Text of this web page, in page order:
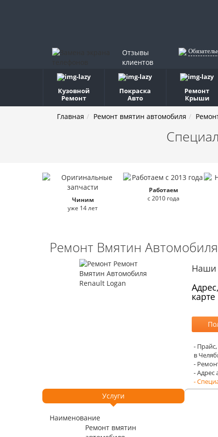
Отзывы
клиентов
Кузовной
Ремонт
Покраска
Авто
Ремонт
Крыши
Главная Ремонт вмятин автомобиля
Чиним
уже 14 лет
Работаем
с 2010 года
Ремонт Вмятин
Наши
карте
-
в
-
- Адрес
-
Услуги
Наименование
Ремонт вмятин